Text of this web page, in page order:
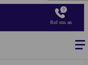
Ruf uns an